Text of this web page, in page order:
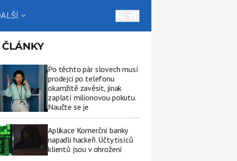
expand_more
ČLÁNKY
Po těchto pár slovech musí
prodejci po telefonu
okamžitě zavěsit, jinak
zaplatí milionovou pokutu.
Naučte se je
Aplikace Komerční banky
napadli hackeři. Účty tisíců
klientů jsou v ohrožení